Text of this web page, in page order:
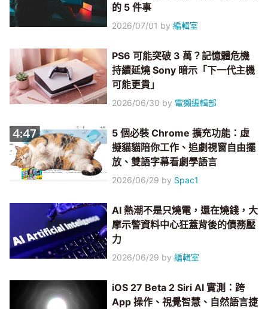
的 5 件事
2026/07/01 by編輯室
PS6 可能突破 3 萬？記憶體危機
持續延燒 Sony 暗示「下一代主機
可能更貴」
2026/06/30 by 電獺編輯部
5 個必裝 Chrome 擴充功能：虛
擬貓貓陪你工作、追劇視窗自由擺
放、雙語字幕看劇學語言
2026/06/29 by Spac1
AI 熱潮不是只燒電，還在燒錢，大
摩示警資料中心狂蓋背後的債務壓
力
2026/06/29 by編輯室
iOS 27 Beta 2 Siri AI 實測：跨
App 操作、視覺智慧、自然語言捷